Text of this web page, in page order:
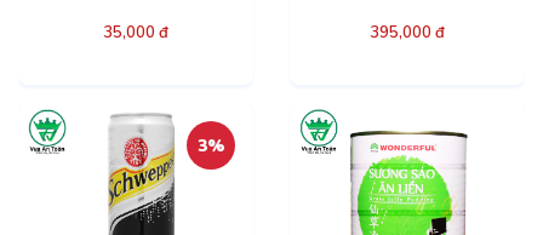
35,000 đ 395,000 đ
3%